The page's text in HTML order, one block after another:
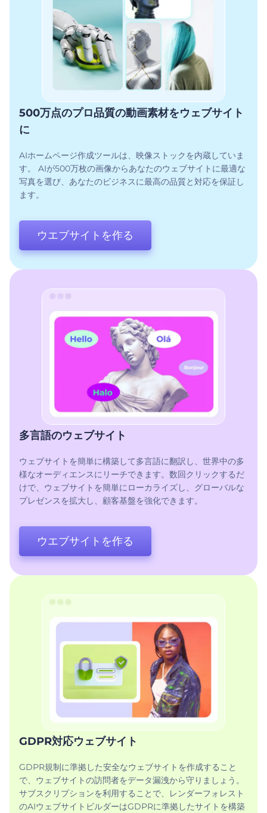
500万点のプロ品質の動画素材をウェブサイト
に
AIホームページ作成ツールは、映像ストックを内蔵していま
す。 AIが500万枚の画像からあなたのウェブサイトに最適な
写真を選び、あなたのビジネスに最高の品質と対応を保証し
ます。
ウエブサイトを作る
多言語のウェブサイト
ウェブサイトを簡単に構築して多言語に翻訳し、世界中の多
様なオーディエンスにリーチできます。数回クリックするだ
けで、ウェブサイトを簡単にローカライズし、グローバルな
プレゼンスを拡大し、顧客基盤を強化できます。
ウエブサイトを作る
GDPR対応ウェブサイト
GDPR規制に準拠した安全なウェブサイトを作成すること
で、ウェブサイトの訪問者をデータ漏洩から守りましょう。
サブスクリプションを利用することで、レンダーフォレスト
のAIウェブサイトビルダーはGDPRに準拠したサイトを構築